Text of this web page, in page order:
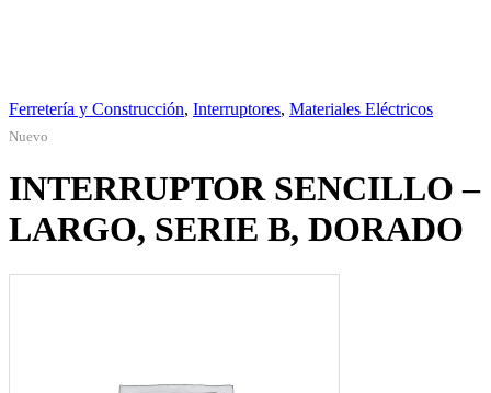
Ferretería y Construcción, Interruptores, Materiales Eléctricos
Nuevo
INTERRUPTOR SENCILLO –
LARGO, SERIE B, DORADO